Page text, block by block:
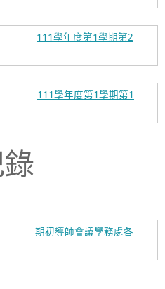
日 111學年度第1學期第2
日 111學年度第1學期第1
日
期初導師會議學務處各